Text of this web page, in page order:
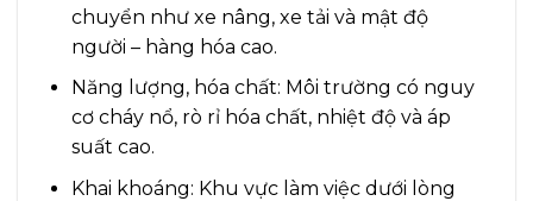
chuyển như xe nâng, xe tải và mật độ
người – hàng hóa cao.
Năng lượng, hóa chất: Môi trường có nguy
cơ cháy nổ, rò rỉ hóa chất, nhiệt độ và áp
suất cao.
Khai khoáng: Khu vực làm việc dưới lòng